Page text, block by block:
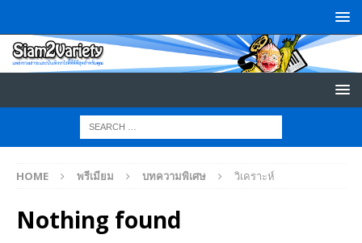
HOME พรีเมียม บทความพิเศษ วิเคราะห์
Nothing found